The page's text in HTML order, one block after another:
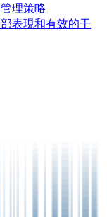
理策略
表現和有效的干